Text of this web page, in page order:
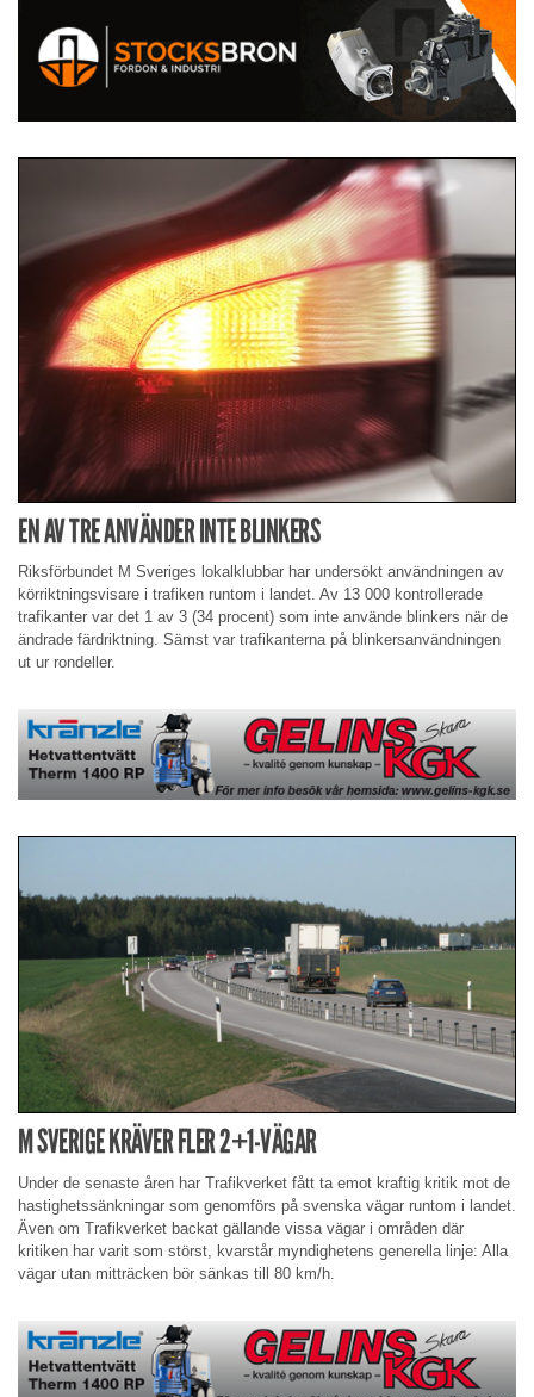
EN AV TRE ANVÄNDER INTE BLINKERS
Riksförbundet M Sveriges lokalklubbar har undersökt användningen av
körriktningsvisare i trafiken runtom i landet. Av 13 000 kontrollerade
trafikanter var det 1 av 3 (34 procent) som inte använde blinkers när de
ändrade färdriktning. Sämst var trafikanterna på blinkersanvändningen
ut ur rondeller.
M SVERIGE KRÄVER FLER 2+1-VÄGAR
Under de senaste åren har Trafikverket fått ta emot kraftig kritik mot de
hastighetssänkningar som genomförs på svenska vägar runtom i landet.
Även om Trafikverket backat gällande vissa vägar i områden där
kritiken har varit som störst, kvarstår myndighetens generella linje: Alla
vägar utan mitträcken bör sänkas till 80 km/h.